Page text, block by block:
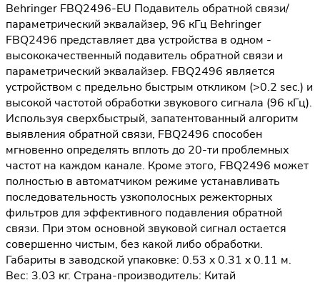
Behringer FBQ2496-EU Подавитель обратной связи/
параметрический эквалайзер, 96 кГц Behringer
FBQ2496 представляет два устройства в одном -
высококачественный подавитель обратной связи и
параметрический эквалайзер. FBQ2496 является
устройством с предельно быстрым откликом (>0.2 sec.) и
высокой частотой обработки звукового сигнала (96 кГц).
Используя сверхбыстрый, запатентованный алгоритм
выявления обратной связи, FBQ2496 способен
мгновенно определять вплоть до 20-ти проблемных
частот на каждом канале. Кроме этого, FBQ2496 может
полностью в автоматчиком режиме устанавливать
последовательность узкополосных режекторных
фильтров для эффективного подавления обратной
связи. При этом основной звуковой сигнал остается
совершенно чистым, без какой либо обработки.
Габариты в заводской упаковке: 0.53 x 0.31 x 0.11 м.
Вес: 3.03 кг. Страна-производитель: Китай